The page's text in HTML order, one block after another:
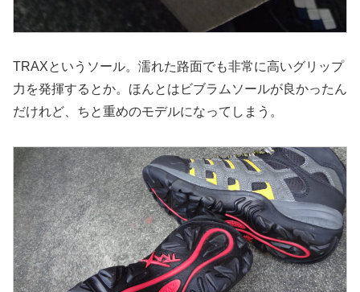
TRAXというソール。濡れた路面でも非常に高いグリップ
力を発揮するとか。ほんとはビブラムソールが良かったん
だけれど、ちと重めのモデルになってしまう。